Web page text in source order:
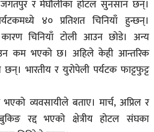
जगतपुर र मेघौलीका होटल सुनसान छन्।
४० प्रतिशत चिनियाँ हुन्छन्।
कारण चिनियाँ टोली आउन छोडे। अन्य
कम भएको छ। अहिले केही आन्तरिक
भारतीय र युरोपेली पर्यटक फाट्टफुट्ट
व्यवसायीले बताए। मार्च, अप्रिल र
रद्द भएको क्षेत्रीय होटल संघका